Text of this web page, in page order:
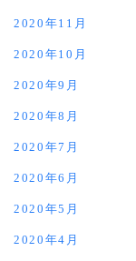
2020年11月
2020年10月
2020年9月
2020年8月
2020年7月
2020年6月
2020年5月
2020年4月